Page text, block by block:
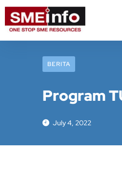
BERITA
Program
July 4, 2022